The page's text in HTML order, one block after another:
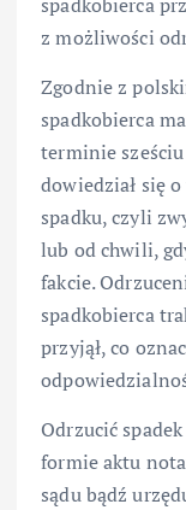
z możliwości
Zgodnie z
spadkobierca
terminie
dowiedział się
spadku, czyli
lub od chwili,
fakcie.
spadkobierca
przyjął, co
Odrzucić
formie aktu
sądu bądź